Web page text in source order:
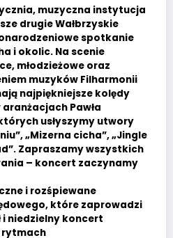
muzyczna instytucja
drugie Wałbrzyskie
spotkanie
i okolic. Na scenie
młodzieżowe oraz
muzyków Filharmonii
najpiękniejsze kolędy
Pawła
usłyszymy utwory
„Mizerna cicha”, „Jingle
Zapraszamy wszystkich
– koncert zaczynamy
i rozśpiewane
które zaprowadzi
i niedzielny koncert
rytmach